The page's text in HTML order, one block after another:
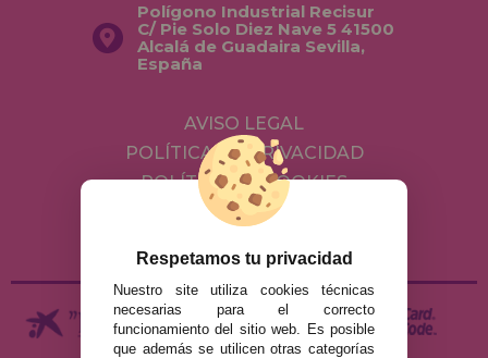
Polígono Industrial Recisur
C/ Pie Solo Diez Nave 5 41500
Alcalá de Guadaira Sevilla,
España
AVISO LEGAL
POLÍTICA DE PRIVACIDAD
POLÍTICA DE COOKIES
ENVÍOS Y DEVOLUCIONES
Respetamos tu privacidad
Nuestro site utiliza cookies técnicas
necesarias para el correcto
funcionamiento del sitio web. Es posible
que además se utilicen otras categorías